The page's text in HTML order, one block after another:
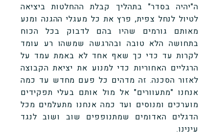
ה"יהיה בסדר" בתהליך קבלת ההחלטות ביציאה
לטיול לנחל צפית, פרץ את כל מעגלי ההגנה ומנע
מאותם גורמים שהיו בהם לדבוק בכל הכוח
בתחושה הלא טובה ובהרגשה שמשהו רע עומד
לקרות עד כדי כך שאף אחד לא באמת עמד על
הרגליים האחוריות כדי למנוע את יציאת הקבוצה
לאזור הסכנה. זה מדהים כל פעם מחדש עד כמה
אנחנו "מתעוורים" אל מול אותם בעלי תפקידים
מוערכים ומנוסים ועד כמה אנחנו מתעלמים מכל
הדגלים האדומים שמתנופפים שוב ושוב לנגד
עינינו.